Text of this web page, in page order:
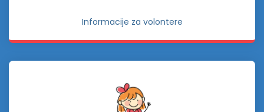
Informacije za volontere